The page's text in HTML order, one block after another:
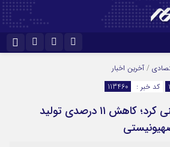
ایتا
/ آخرین اخبار
کد خبر : 113460
جِی‌پی‌مورگان پیش‌بینی کرد؛ کاهش ۱۱ درصدی تولید